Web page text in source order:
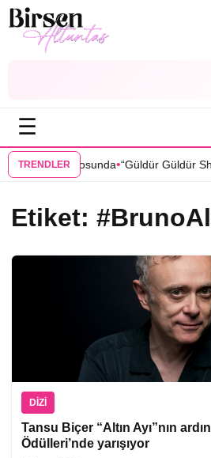
☰
TRENDLER
dizisi kadrosunda•“Güldür Güldür
Etiket:
DIZI
Tansu Biçer “Altın Ayı”nın
Ödülleri’nde yarışıyor